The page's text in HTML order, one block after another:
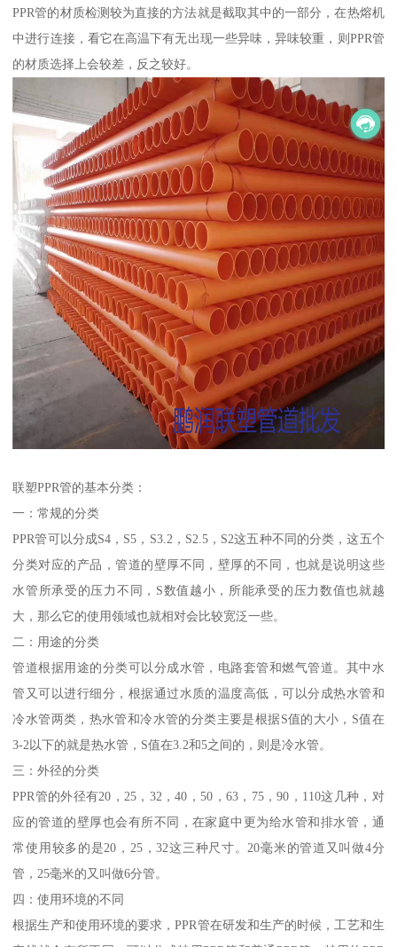
PPR管的材质检测较为直接的方法就是截取其中的一部分，在热熔机
中进行连接，看它在高温下有无出现一些异味，异味较重，则PPR管
的材质选择上会较差，反之较好。
联塑PPR管的基本分类：
一：常规的分类
PPR管可以分成S4，S5，S3.2，S2.5，S2这五种不同的分类，这五个
分类对应的产品，管道的壁厚不同，壁厚的不同，也就是说明这些
水管所承受的压力不同，S数值越小，所能承受的压力数值也就越
大，那么它的使用领域也就相对会比较宽泛一些。
二：用途的分类
管道根据用途的分类可以分成水管，电路套管和燃气管道。其中水
管又可以进行细分，根据通过水质的温度高低，可以分成热水管和
冷水管两类，热水管和冷水管的分类主要是根据S值的大小，S值在
3-2以下的就是热水管，S值在3.2和5之间的，则是冷水管。
三：外径的分类
PPR管的外径有20，25，32，40，50，63，75，90，110这几种，对
应的管道的壁厚也会有所不同，在家庭中更为给水管和排水管，通
常使用较多的是20，25，32这三种尺寸。20毫米的管道又叫做4分
管，25毫米的又叫做6分管。
四：使用环境的不同
根据生产和使用环境的要求，PPR管在研发和生产的时候，工艺和生